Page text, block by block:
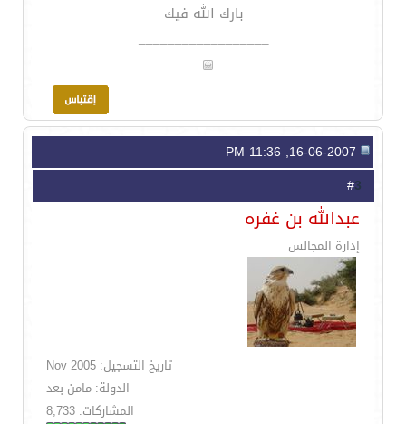
بارك الله فيك
__________________
3
عبدالله بن غفره
إدارة المجالس
تاريخ التسجيل: Nov 2005
الدولة: مامن بعد
المشاركات: 8,733